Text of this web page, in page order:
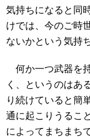
気持ちになると同
けでは、今のご時
ないかという気持
何か一つ武器を
く、というのはあ
り続けていると簡
通に起こりうるこ
によってまちまち